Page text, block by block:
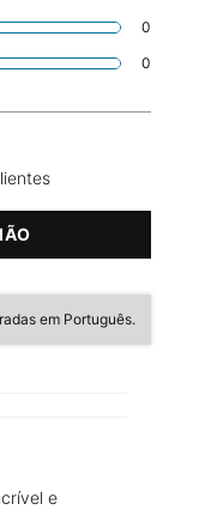
0
0
em Português.
e